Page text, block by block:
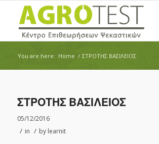
You are here: Home / ΣΤΡΟΤΗΣ ΒΑΣΙΛΕΙΟΣ
ΣΤΡΟΤΗΣ ΒΑΣΙΛΕΙΟΣ
05/12/2016
/ in / by learnit